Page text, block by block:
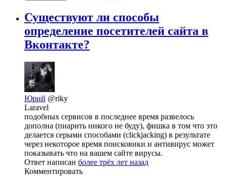
Существуют ли способы
определение посетителей сайта в
Вконтакте?
Юрий @riky
Laravel
подобных сервисов в последнее время развелось
дополна (пиарить никого не буду), фишка в том что это
делается серыми способами (clickjacking) в результате
через некоторое время поисковики и антивирус может
показывать что на вашем сайте вирусы.
Ответ написан более трёх лет назад
Комментировать